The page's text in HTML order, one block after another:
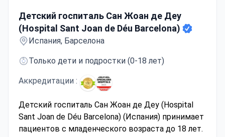
Детский госпиталь Сан Жоан де Деу
(Hospital Sant Joan de Déu Barcelona)
Испания, Барселона
Только дети и подростки (0-18 лет)
Аккредитации :
Детский госпиталь Сан Жоан де Деу (Hospital
Sant Joan de Déu Barcelona) (Испания) принимает
пациентов с младенческого возраста до 18 лет.